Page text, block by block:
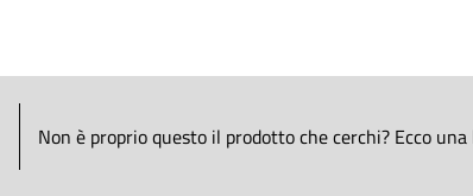
Non è proprio questo il prodotto che cerchi? Ecco